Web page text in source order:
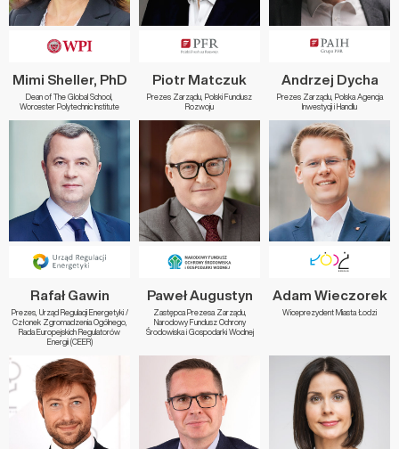
Mimi Sheller, PhD
Dean of The Global School,
Worcester Polytechnic Institute
Piotr Matczuk
Prezes Zarządu, Polski Fundusz
Rozwoju
Andrzej Dycha
Prezes Zarządu, Polska Agencja
Inwestycji i Handlu
Rafał Gawin
Prezes, Urząd Regulacji Energetyki /
Członek Zgromadzenia Ogólnego,
Rada Europejskich Regulatorów
Energii (CEER)
Paweł Augustyn
Zastępca Prezesa Zarządu,
Narodowy Fundusz Ochrony
Środowiska i Gospodarki Wodnej
Adam Wieczorek
Wiceprezydent Miasta Łodzi